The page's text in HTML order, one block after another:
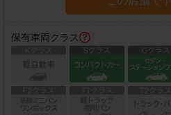
保有車両クラス